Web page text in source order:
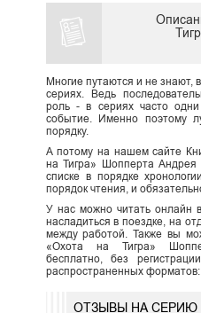
Многие путаются и не знают,
сериях. Ведь
роль - в сериях часто
событие. Именно поэтому
порядку.
А потому на нашем сайте
на Тигра» Шопперта Андрея
списке в порядке
порядок чтения, и
У нас можно читать онлайн
насладиться в поездке, на
между работой. Также вы
«Охота на Тигра»
бесплатно, без
распространенных
ОТЗЫВЫ НА СЕРИЮ